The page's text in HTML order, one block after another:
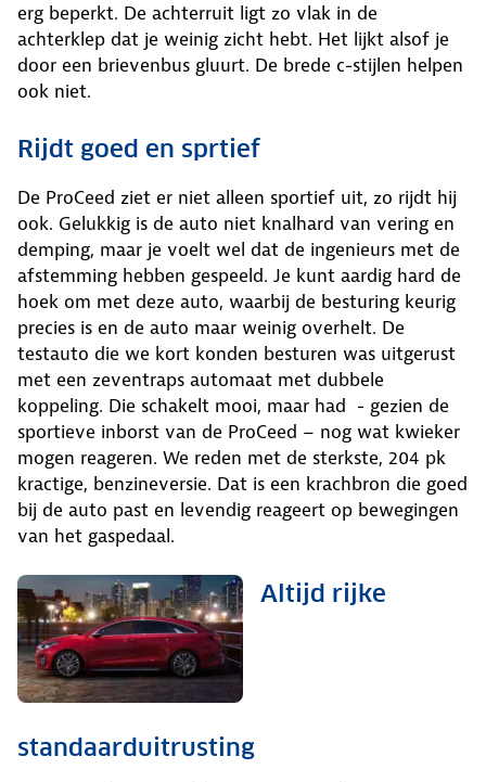
erg beperkt. De achterruit ligt zo vlak in de
achterklep dat je weinig zicht hebt. Het lijkt alsof je
door een brievenbus gluurt. De brede c-stijlen helpen
ook niet.
Rijdt goed en sprtief
De ProCeed ziet er niet alleen sportief uit, zo rijdt hij
ook. Gelukkig is de auto niet knalhard van vering en
demping, maar je voelt wel dat de ingenieurs met de
afstemming hebben gespeeld. Je kunt aardig hard de
hoek om met deze auto, waarbij de besturing keurig
precies is en de auto maar weinig overhelt. De
testauto die we kort konden besturen was uitgerust
met een zeventraps automaat met dubbele
koppeling. Die schakelt mooi, maar had - gezien de
sportieve inborst van de ProCeed – nog wat kwieker
mogen reageren. We reden met de sterkste, 204 pk
kractige, benzineversie. Dat is een krachbron die goed
bij de auto past en levendig reageert op bewegingen
van het gaspedaal.
Altijd rijke
standaarduitrusting